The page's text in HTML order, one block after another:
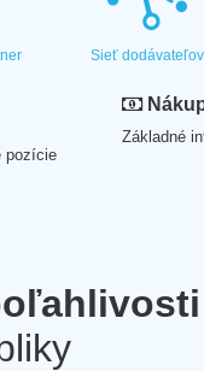
Sieť dodávateľov
pozície
Základné